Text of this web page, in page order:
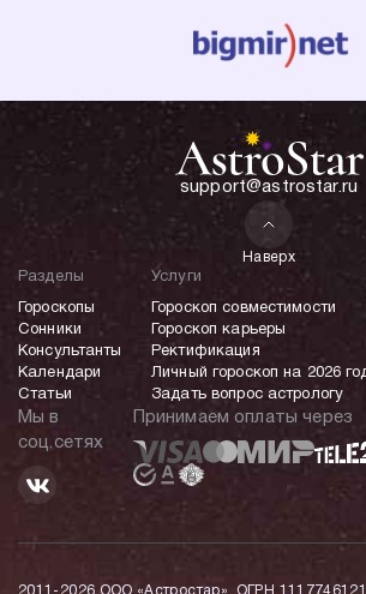
support@astrostar.ru
Наверх
Разделы
Гороскопы
Сонники
Консультанты
Календари
Статьи
Услуги
Гороскоп совместимости
Гороскоп карьеры
Ректификация
Личный гороскоп на 2026
Задать вопрос астрологу
Мы в
соц.сетях
Принимаем оплаты через
2011-2026 ООО «Астростар», ОГРН